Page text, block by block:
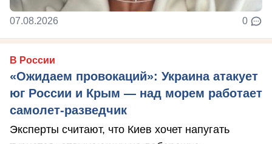
07.08.2026 0
В России
«Ожидаем провокаций»: Украина атакует
юг России и Крым — над морем работает
самолет-разведчик
Эксперты считают, что Киев хочет напугать